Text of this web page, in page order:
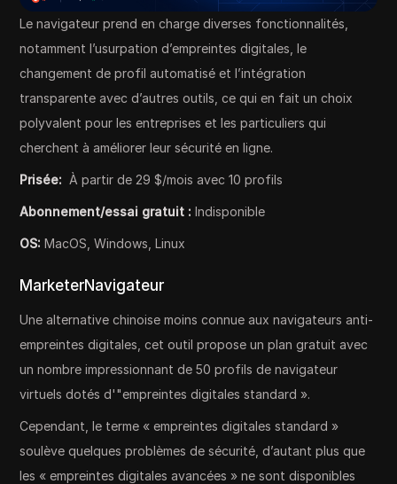
Le navigateur prend en charge diverses fonctionnalités,
notamment l’usurpation d’empreintes digitales, le
changement de profil automatisé et l’intégration
transparente avec d’autres outils, ce qui en fait un choix
polyvalent pour les entreprises et les particuliers qui
cherchent à améliorer leur sécurité en ligne.
Prisée: À partir de 29 $/mois avec 10 profils
Abonnement/essai gratuit :Indisponible
OS: MacOS, Windows, Linux
MarketerNavigateur
Une alternative chinoise moins connue aux navigateurs anti-
empreintes digitales, cet outil propose un plan gratuit avec
un nombre impressionnant de 50 profils de navigateur
virtuels dotés d'"empreintes digitales standard ».
Cependant, le terme « empreintes digitales standard »
soulève quelques problèmes de sécurité, d’autant plus que
les « empreintes digitales avancées » ne sont disponibles